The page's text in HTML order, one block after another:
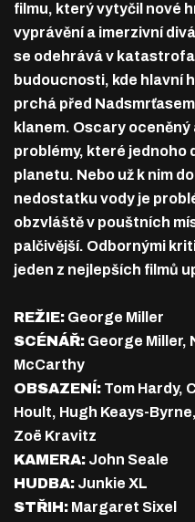
filmu, který vytyčil nové
vyprávění a imerzivní
se odehrává v
budoucnosti, kde hlavní
prchá před
klanem. Oscary
problémy, které jednoho
planetu. Nebo už k nim
nedostatku vody je
obzvláště v pouštních
palčivější. Odbornými
jeden z nejlepších filmů
REŽIE: George Miller
SCÉNÁŘ: George Miller,
McCarthy
OBSAZENÍ: Tom Hardy,
Hoult, Hugh Keays-
Zoë Kravitz
KAMERA: John Seale
HUDBA: Junkie XL
STŘIH: Margaret Sixel